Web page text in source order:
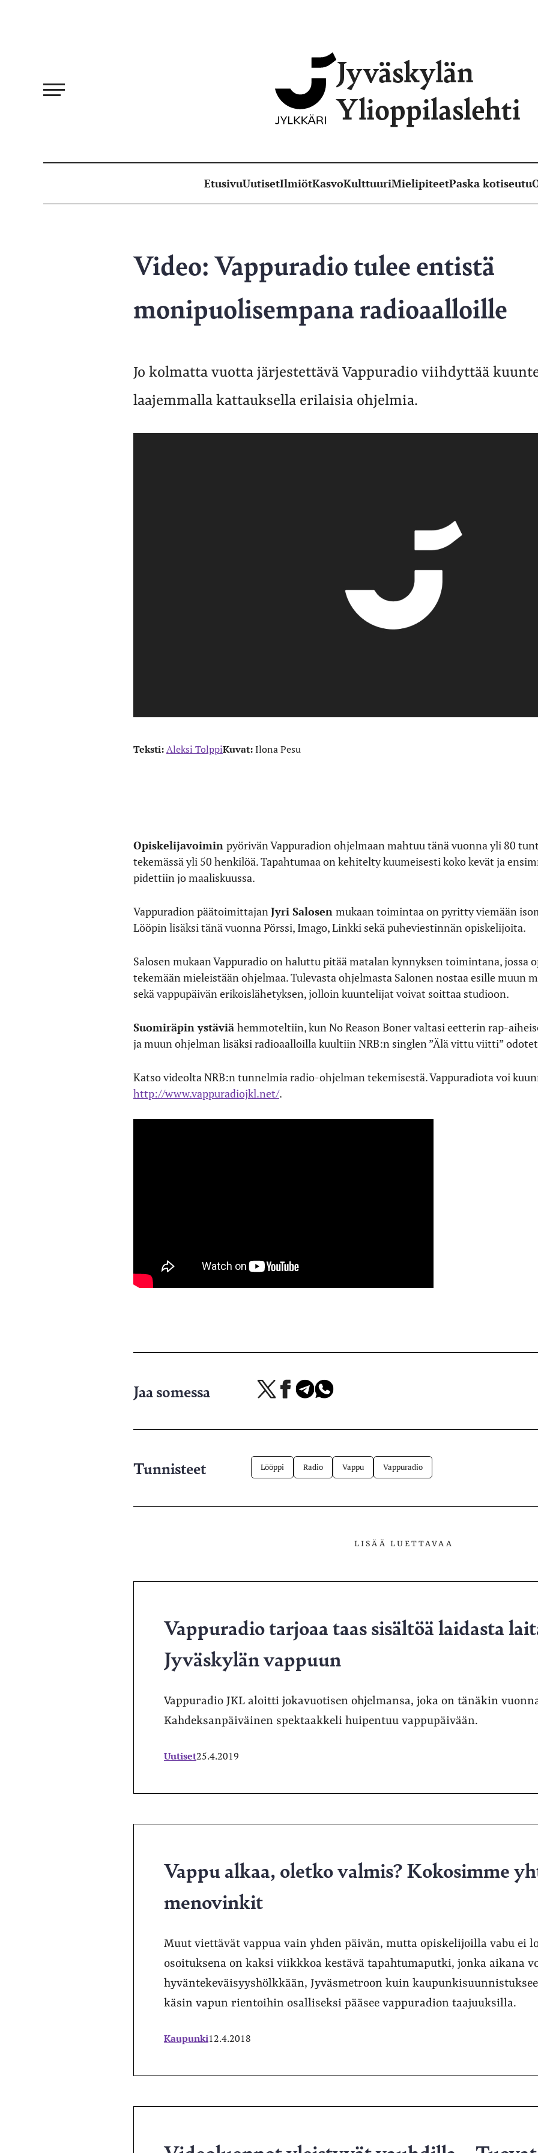
Jyväskylän
Ylioppilaslehti
EtusivuUutisetIlmiötKasvoKulttuuriMielipiteetPaska kotiseutu
Video: Vappuradio tulee entistä
monipuolisempana radioaalloille
Jo kolmatta vuotta järjestettävä Vappuradio viihdyttää
laajemmalla kattauksella erilaisia ohjelmia.
Teksti:Aleksi TolppiKuvat:Ilona Pesu
Opiskelijavoimin pyörivän Vappuradion ohjelmaan mahtuu tänä vuonna yli 80
tekemässä yli 50 henkilöä. Tapahtumaa on kehitelty kuumeisesti koko kevät ja
pidettiin jo maaliskuussa.
Vappuradion päätoimittajan Jyri Salosen mukaan toimintaa on pyritty viemään
Lööpin lisäksi tänä vuonna Pörssi, Imago, Linkki sekä puheviestinnän opiskelijoita.
Salosen mukaan Vappuradio on haluttu pitää matalan kynnyksen toimintana, jossa
tekemään mieleistään ohjelmaa. Tulevasta ohjelmasta Salonen nostaa esille muun
sekä vappupäivän erikoislähetyksen, jolloin kuuntelijat voivat soittaa studioon.
Suomiräpin ystäviä hemmoteltiin, kun No Reason Boner valtasi eetterin rap-
ja muun ohjelman lisäksi radioaalloilla kuultiin NRB:n singlen ”Älä vittu viitti”
Katso videolta NRB:n tunnelmia radio-ohjelman tekemisestä. Vappuradiota voi
http://www.vappuradiojkl.net/.
Jaa somessa
Jaa
palvelussa
Jaa Jaa Jaa
Tunnisteet Lööppi Radio Vappu Vappuradio
LISÄÄ LUETTAVAA
Vappuradio tarjoaa taas sisältöä laidasta
Jyväskylän vappuun
Vappuradio JKL aloitti jokavuotisen ohjelmansa, joka on tänäkin
Kahdeksanpäiväinen spektaakkeli huipentuu vappupäivään.
Uutiset25.4.2019
Vappu alkaa, oletko valmis? Kokosimme
menovinkit
Muut viettävät vappua vain yhden päivän, mutta opiskelijoilla vabu ei
osoituksena on kaksi viikkkoa kestävä tapahtumaputki, jonka aikana
hyväntekeväisyyshölkkään, Jyväsmetroon kuin
käsin vapun rientoihin osalliseksi pääsee vappuradion taajuuksilla.
Kaupunki12.4.2018